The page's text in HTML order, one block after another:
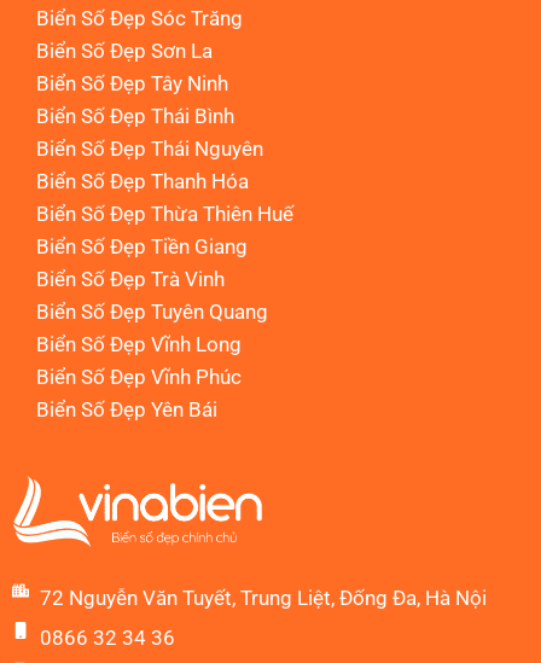
Biển Số Đẹp Sóc Trăng
Biển Số Đẹp Sơn La
Biển Số Đẹp Tây Ninh
Biển Số Đẹp Thái Bình
Biển Số Đẹp Thái Nguyên
Biển Số Đẹp Thanh Hóa
Biển Số Đẹp Thừa Thiên Huế
Biển Số Đẹp Tiền Giang
Biển Số Đẹp Trà Vinh
Biển Số Đẹp Tuyên Quang
Biển Số Đẹp Vĩnh Long
Biển Số Đẹp Vĩnh Phúc
Biển Số Đẹp Yên Bái
72 Nguyễn Văn Tuyết, Trung Liệt, Đống Đa, Hà Nội
0866 32 34 36